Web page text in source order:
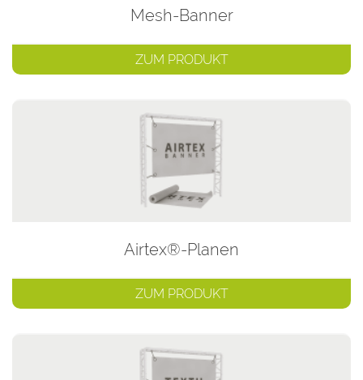
Mesh-Banner
ZUM PRODUKT
Airtex®-Planen
ZUM PRODUKT